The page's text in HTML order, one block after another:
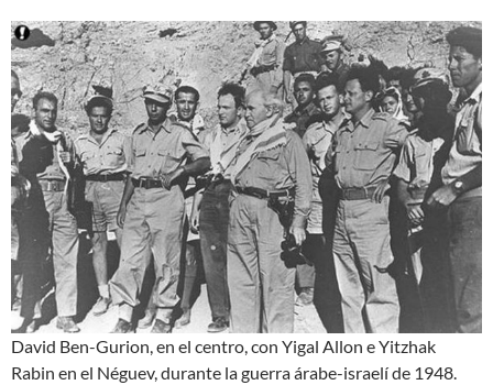
David Ben-Gurion, en el centro, con Yigal Allon e Yitzhak
Rabin en el Néguev, durante la guerra árabe-israelí de 1948.